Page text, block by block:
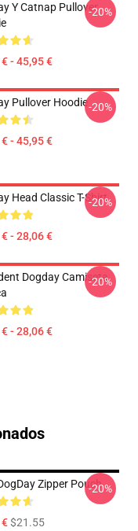
Y Catnap Pullover
- 45,95 €
-20%
Pullover Hoodie
- 45,95 €
-20%
Head Classic T-Shirt
- 28,06 €
-20%
Dogday Camiseta
- 28,06 €
-20%
Zipper Pouch
€$21.55
-20%